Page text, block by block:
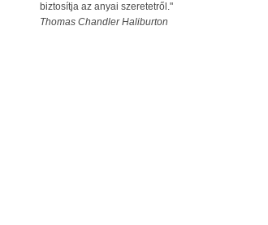
biztosítja az anyai szeretetről."
Thomas Chandler Haliburton